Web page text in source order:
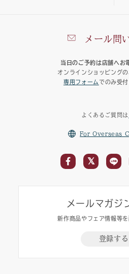
メール問
当日のご予約は店舗へお
オンラインショッピング
専用フォーム でのみ受
よくあるご質問は
For Overseas
メールマガジ
新作商品やフェア情報等
登録する